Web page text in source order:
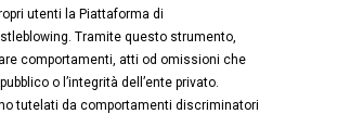
utenti la Piattaforma di
Tramite questo strumento,
comportamenti, atti od omissioni che
o l’integrità dell’ente privato.
tutelati da comportamenti discriminatori